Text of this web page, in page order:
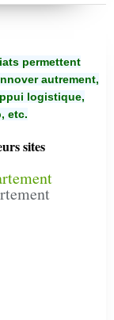
permettent
autrement,
logistique,
etc.
sites